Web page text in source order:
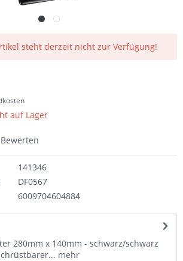
steht derzeit nicht zur Verfügung!
auf Lager
Bewerten
141346
DF0567
6009704604884
280mm x 140mm - schwarz/schwarz
mehr